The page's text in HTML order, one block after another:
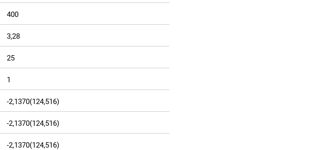
400
3,28
25
1
-2,1370(124,516)
-2,1370(124,516)
-2,1370(124,516)